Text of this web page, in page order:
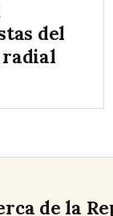
del
radial
de la